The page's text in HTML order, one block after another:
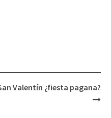
Valentín ¿fiesta pagana?